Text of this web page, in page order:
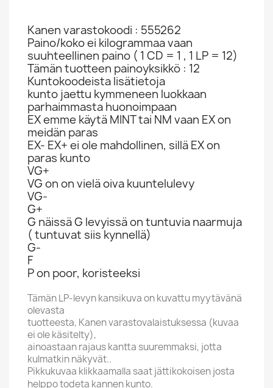
Kanen varastokoodi : 555262
Paino/koko ei kilogrammaa vaan
suuhteellinen paino ( 1 CD = 1 , 1 LP = 12)
Tämän tuotteen painoyksikkö : 12
Kuntokoodeista lisätietoja
kunto jaettu kymmeneen luokkaan
parhaimmasta huonoimpaan
EX emme käytä MINT tai NM vaan EX on
meidän paras
EX- EX+ ei ole mahdollinen, sillä EX on
paras kunto
VG+
VG on on vielä oiva kuuntelulevy
VG-
G+
G näissä G levyissä on tuntuvia naarmuja
( tuntuvat siis kynnellä)
G-
F
P on poor, koristeeksi
Tämän LP-levyn kansikuva on kuvattu myytävänä
olevasta
tuotteesta, Kanen varastovalaistuksessa (kuvaa
ei ole käsitelty),
ainoastaan rajaus kantta suuremmaksi, jotta
kulmatkin näkyvät..
Pikkukuvaa klikkaamalla saat jättikokoisen josta
helppo todeta kannen kunto.